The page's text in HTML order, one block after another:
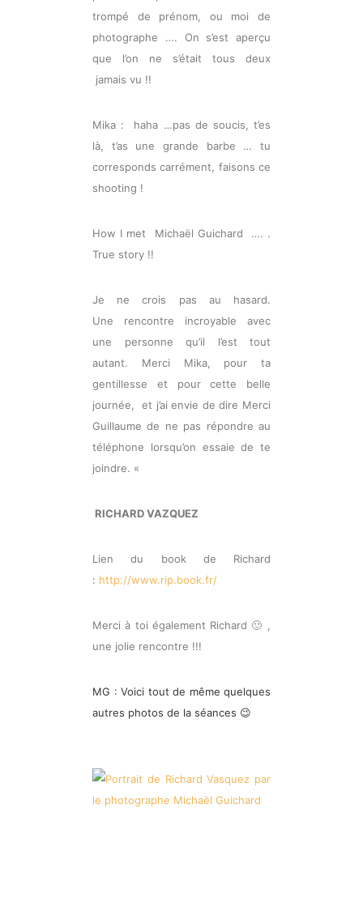
trompé de prénom, ou moi de
photographe …. On s’est aperçu
que l’on ne s’était tous deux
jamais vu !!
Mika : haha …pas de soucis, t’es
là, t’as une grande barbe … tu
corresponds carrément, faisons ce
shooting !
How I met Michaël Guichard …. .
True story !!
Je ne crois pas au hasard.
Une rencontre incroyable avec
une personne qu’il l’est tout
autant. Merci Mika, pour ta
gentillesse et pour cette belle
journée, et j’ai envie de dire Merci
Guillaume de ne pas répondre au
téléphone lorsqu’on essaie de te
joindre. «
RICHARD VAZQUEZ
Lien du book de Richard
: http://www.rip.book.fr/
Merci à toi également Richard 🙂 ,
une jolie rencontre !!!
MG : Voici tout de même quelques
autres photos de la séances 😉